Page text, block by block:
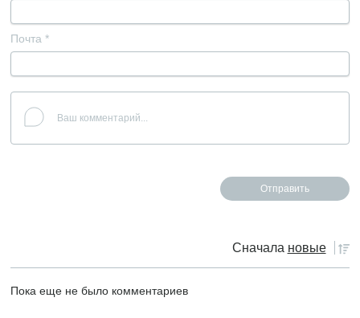
Почта *
Сначала новые
Пока еще не было комментариев